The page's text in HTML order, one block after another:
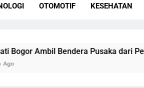
Wali Mengguncang
OTOMOTIF KESEHATAN
Bendera Pusaka dari Pendopo